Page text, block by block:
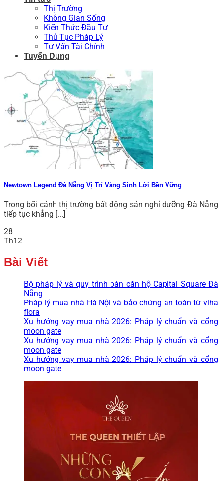
Thị Trường
Không Gian Sống
Kiến Thức Đầu Tư
Thủ Tục Pháp Lý
Tư Vấn Tài Chính
Tuyển Dụng
Newtown Legend Đà Nẵng Vị Trí Vàng Sinh Lời Bền Vững
Trong bối cảnh thị trường bất động sản nghỉ dưỡng Đà Nẵng
tiếp tục khẳng [...]
28
Th12
Bài Viết
Bộ pháp lý và quy trình bán căn hộ Capital Square Đà
Nẵng
Pháp lý mua nhà Hà Nội và bảo chứng an toàn từ viha
flora
Xu hướng vay mua nhà 2026: Pháp lý chuẩn và cổng
moon gate
Xu hướng vay mua nhà 2026: Pháp lý chuẩn và cổng
moon gate
Xu hướng vay mua nhà 2026: Pháp lý chuẩn và cổng
moon gate